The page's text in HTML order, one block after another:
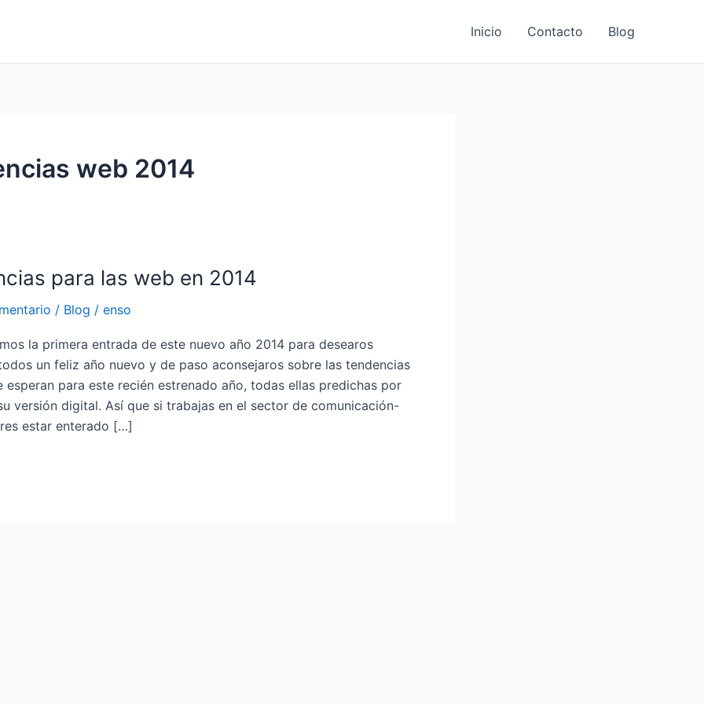
Inicio Contacto Blog
web 2014
para las web en 2014
/ Blog / enso
la primera entrada de este nuevo año 2014 para desearos
un feliz año nuevo y de paso aconsejaros sobre las tendencias
esperan para este recién estrenado año, todas ellas predichas por
versión digital. Así que si trabajas en el sector de comunicación-
estar enterado […]